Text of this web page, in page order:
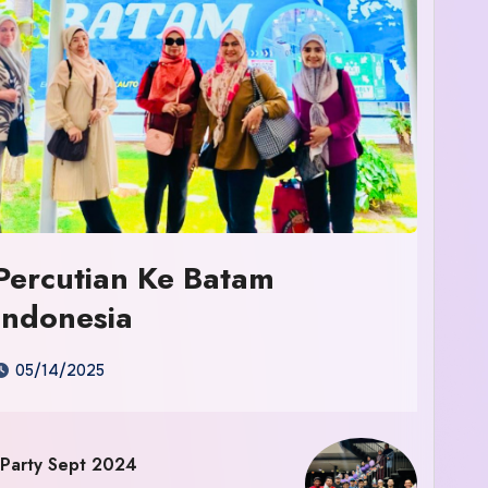
Ke Batam
05/14/2025
Sept 2024